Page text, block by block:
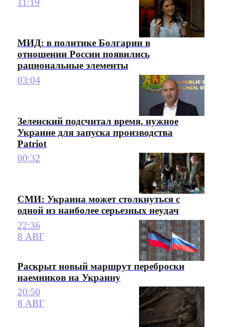
МИД: в политике Болгарии в
отношении России появились
рациональные элементы
03:04
Зеленский подсчитал время, нужное
Украине для запуска производства
Patriot
00:32
СМИ: Украина может столкнуться с
одной из наиболее серьезных неудач
22:36
8 АВГ
Раскрыт новый маршрут переброски
наемников на Украину
20:50
8 АВГ